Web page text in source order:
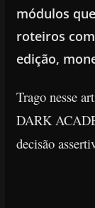
módulos
roteiros
edição,
Trago nesse
DARK
decisão